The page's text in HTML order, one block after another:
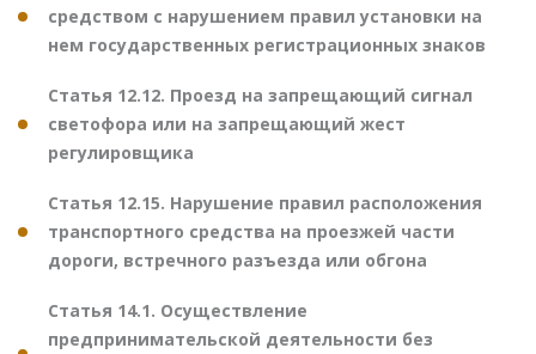
средством с нарушением правил установки на
нем государственных регистрационных знаков
Статья 12.12. Проезд на запрещающий сигнал
светофора или на запрещающий жест
регулировщика
Статья 12.15. Нарушение правил расположения
транспортного средства на проезжей части
дороги, встречного разъезда или обгона
Статья 14.1. Осуществление
предпринимательской деятельности без